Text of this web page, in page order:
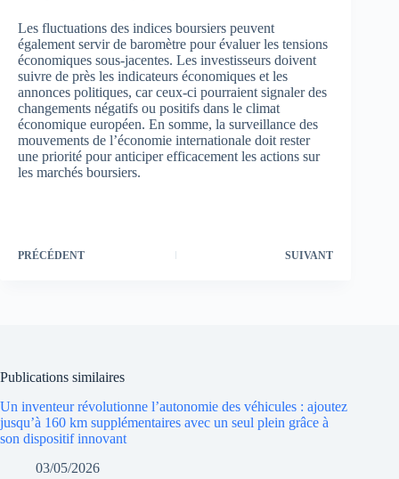
Les fluctuations des indices boursiers peuvent
également servir de baromètre pour évaluer les tensions
économiques sous-jacentes. Les investisseurs doivent
suivre de près les indicateurs économiques et les
annonces politiques, car ceux-ci pourraient signaler des
changements négatifs ou positifs dans le climat
économique européen. En somme, la surveillance des
mouvements de l’économie internationale doit rester
une priorité pour anticiper efficacement les actions sur
les marchés boursiers.
PRÉCÉDENT SUIVANT
Publications similaires
Un inventeur révolutionne l’autonomie des véhicules : ajoutez
jusqu’à 160 km supplémentaires avec un seul plein grâce à
son dispositif innovant
03/05/2026